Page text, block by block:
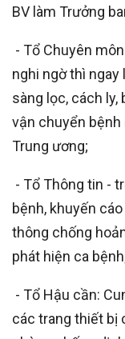
BV làm Trưởng
- Tổ Chuyên
nghi ngờ thì
sàng lọc, cách ly,
vận chuyển bệnh
Trung ương;
- Tổ Thông tin -
bệnh, khuyến
thông chống
phát hiện ca
- Tổ Hậu cần:
các trang thiết bị